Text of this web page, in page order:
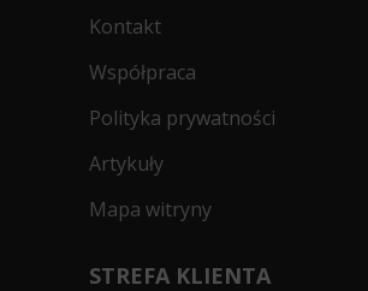
Kontakt
Współpraca
Polityka prywatności
Artykuły
Mapa witryny
STREFA KLIENTA